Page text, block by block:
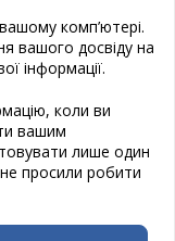
комп’ютері.
вашого досвіду на
інформації.
коли ви
вашим
лише один
просили робити